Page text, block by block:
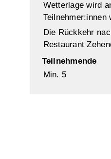
Wetterlage wird
Teilnehmer:innen
Die Rückkehr
Restaurant
Teilnehmende
Min. 5